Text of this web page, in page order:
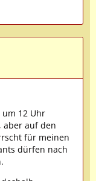
12 Uhr
aber auf den
für meinen
dürfen nach